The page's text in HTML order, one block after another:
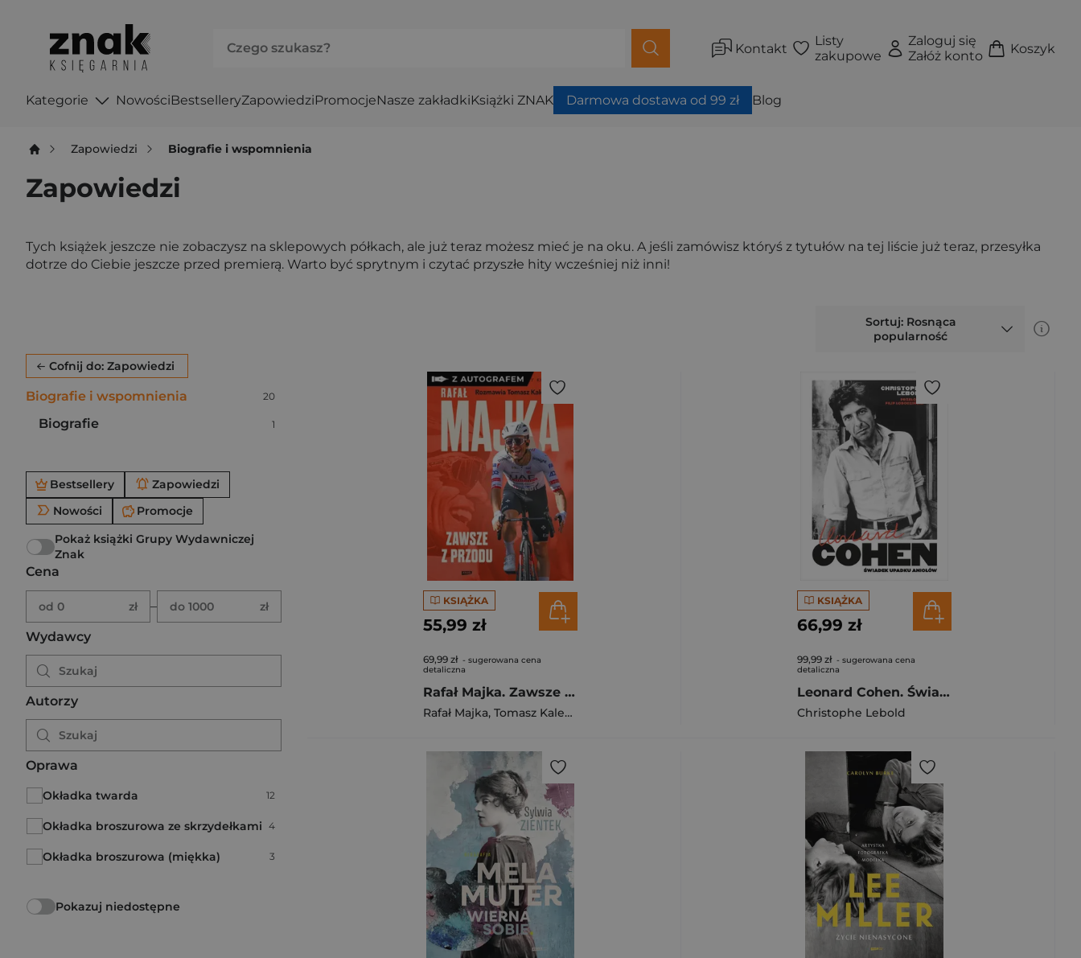
Kontakt
Listy
zakupowe
Zaloguj się
Załóż konto
Koszyk
Kategorie NowościBestselleryZapowiedziPromocjeNasze zakładkiKsiążki ZNAK Darmowa dostawa od 99 zł Blog
Zapowiedzi Biografie i wspomnienia
Zapowiedzi
Tych książek jeszcze nie zobaczysz na sklepowych półkach, ale już teraz możesz mieć je na oku. A jeśli zamówisz któryś z tytułów na tej liście już teraz, przesyłka
dotrze do Ciebie jeszcze przed premierą. Warto być sprytnym i czytać przyszłe hity wcześniej niż inni!
Biografie i wspomnienia Liczba pozycji:
20
Cofnij do: Zapowiedzi
Biografie Liczba pozycji:
1
Po użyciu produkty będą automatycznie filtrowane. Wybierz filtry.
Bestsellery
Zapowiedzi
Nowości
Promocje
Pokaż książki Grupy Wydawniczej
Znak
Cena
Brak ustawionego zakresu ceny.
Podaj zakres ceny w złotych.
od 0 zł – do 1000 zł
Wydawcy
Autorzy
Oprawa
Okładka twarda Liczba pozycji:
12
Okładka broszurowa ze skrzydełkami Liczba pozycji:
4
Okładka broszurowa (miękka) Liczba pozycji:
3
Pokazuj niedostępne
Sortuj: Rosnąca
popularność
KSIĄŻKA
55,99 zł
69,99 zł - sugerowana cena
detaliczna
Rafał Majka. Zawsze z przodu. Rozmawia Tomasz Kalemba - książka z autografem
Rafał Majka, Tomasz Kalemba
KSIĄŻKA
66,99 zł
99,99 zł - sugerowana cena
detaliczna
Leonard Cohen. Świadek upadku aniołów
Christophe Lebold